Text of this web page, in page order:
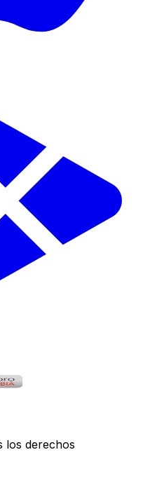
los derechos